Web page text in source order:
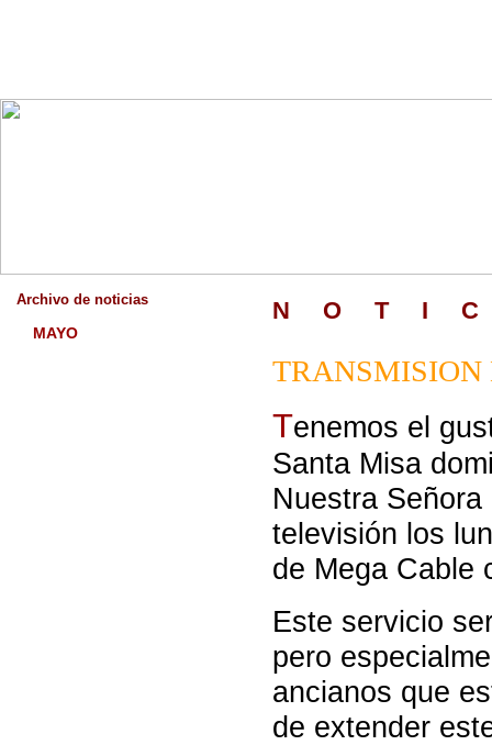
Archivo de noticias
MAYO
N O T I C
TRANSMISION
Tenemos el
Santa Misa
Nuestra
televisión los
de Mega Cable
Este servicio
pero
ancianos que
de extender